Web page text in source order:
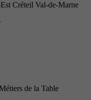
Créteil Val-de-Marne
de la Table